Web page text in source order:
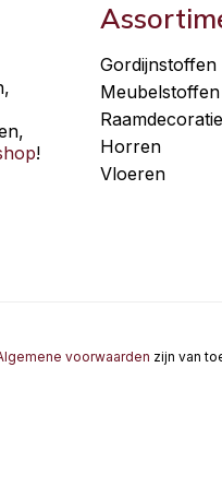
!
Gordijnstoffen
Meubelstoffen
Raamdecoratie
Horren
Vloeren
voorwaarden zijn van